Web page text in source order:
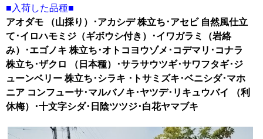
■入荷した品種■
アオダモ （山採り）･アカシデ 株立ち･アセビ 自然風仕立
て･イロハモミジ（ギボウシ付き）･イワガラミ（岩絡
み）･エゴノキ 株立ち･オトコヨウゾメ･コデマリ･コナラ
株立ち･ザクロ （日本種）･サラサウツギ･サワフタギ･ジ
ューンベリー 株立ち･シラキ ･トサミズキ･ベニシダ･マホ
ニア コンフューサ･マルバノキ･ヤツデ･リキュウバイ （利
休梅）･十文字シダ･日陰ツツジ･白花ヤマブキ